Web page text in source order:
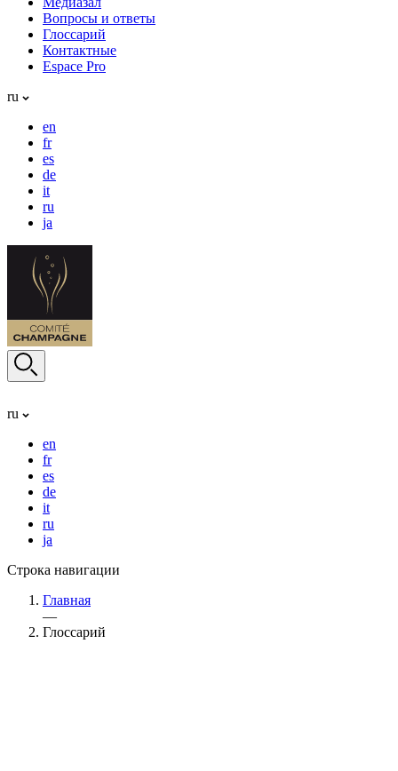
Вопросы и ответы
Глоссарий
Контактные
Espace Pro
ru
en
fr
es
de
it
ru
ja
ru
en
fr
es
de
it
ru
ja
Строка навигации
Главная
—
Глоссарий